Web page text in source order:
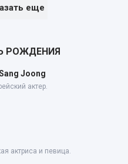
еще
РОЖДЕНИЯ
Joong
актер.
актриса и певица.